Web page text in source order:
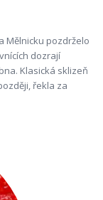
Mělnicku pozdrželo
dozrají
Klasická sklizeň
řekla za